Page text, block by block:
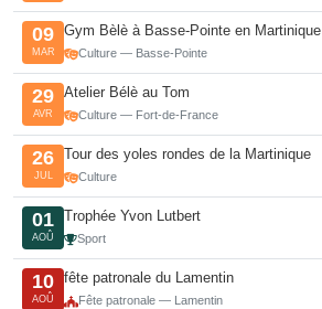
09
MAR
Gym Bèlè à Basse-Pointe en Martinique
Culture — Basse-Pointe
29
AVR
Atelier Bélè au Tom
Culture — Fort-de-France
26
JUL
Tour des yoles rondes de la Martinique
Culture
01
AOÛ
Trophée Yvon Lutbert
Sport
10
AOÛ
fête patronale du Lamentin
Fête patronale — Lamentin